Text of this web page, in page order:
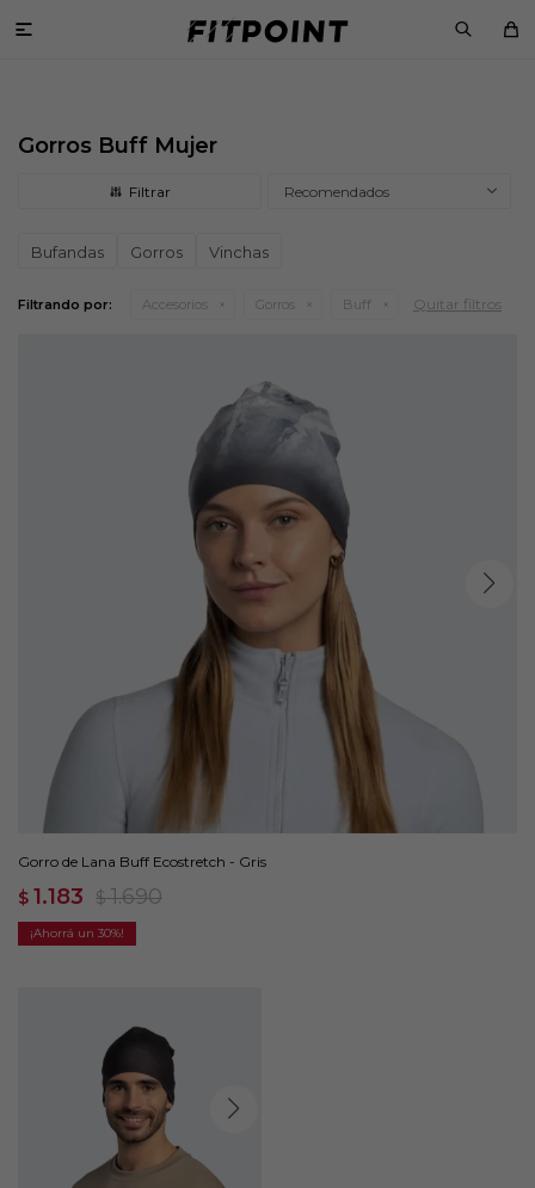

Gorros Buff Mujer
Recomendados
Bufandas Gorros Vinchas
Filtrando por: Accesorios Gorros Buff Quitar filtros
Gorro de Lana Buff Ecostretch - Gris
$ 1.183 $ 1.690
30